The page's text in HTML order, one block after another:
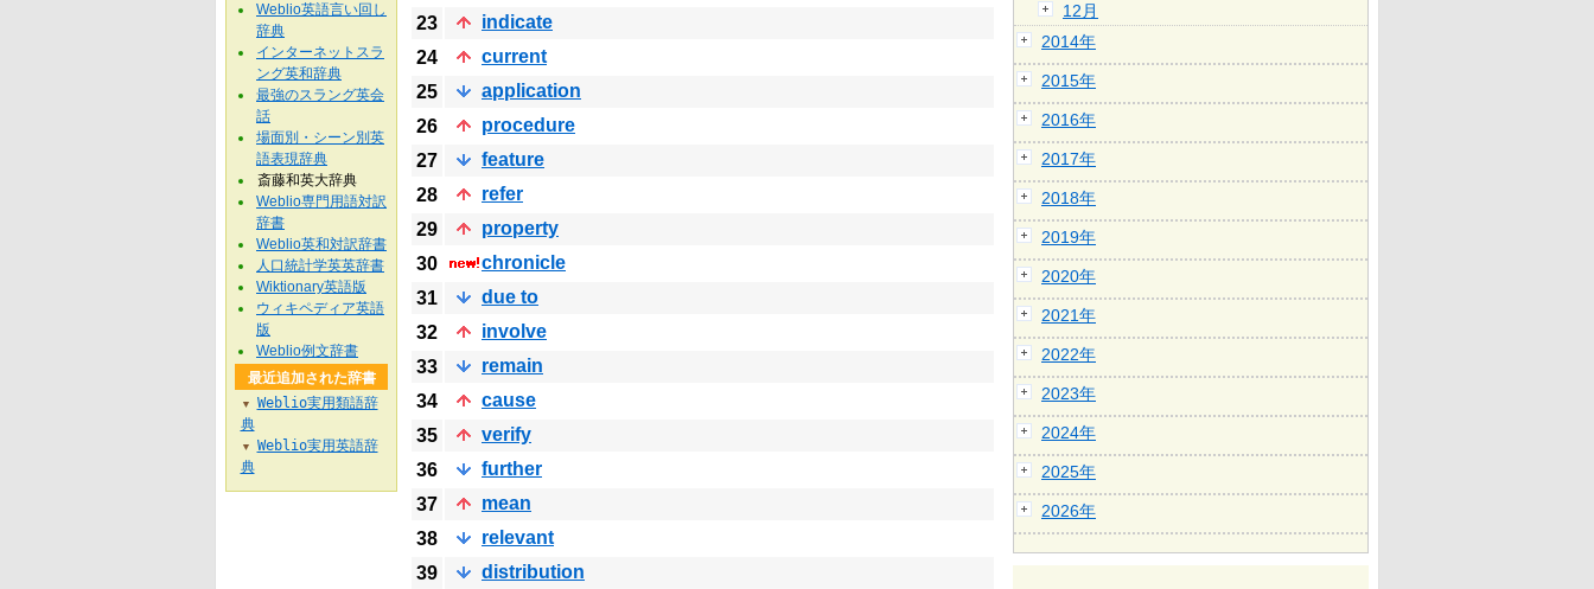
23
indicate
24
current
25
application
26
procedure
27
feature
28
refer
29
property
30
chronicle
31
due to
32
involve
33
remain
34
cause
35
verify
36
further
37
mean
38
relevant
39
distribution
Weblio英語言い回し
辞典
インターネットスラ
ング英和辞典
最強のスラング英会
話
場面別・シーン別英
語表現辞典
斎藤和英大辞典
Weblio専門用語対訳
辞書
Weblio英和対訳辞書
人口統計学英英辞書
Wiktionary英語版
ウィキペディア英語
版
Weblio例文辞書
最近追加された辞書
▼
Weblio実用類語辞
典
▼
Weblio実用英語辞
典
12月
2014年
2015年
2016年
2017年
2018年
2019年
2020年
2021年
2022年
2023年
2024年
2025年
2026年